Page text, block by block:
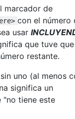
marcador de
con el número
usar
que tuve que
restante.
uno (al menos
significa un
"no tiene este